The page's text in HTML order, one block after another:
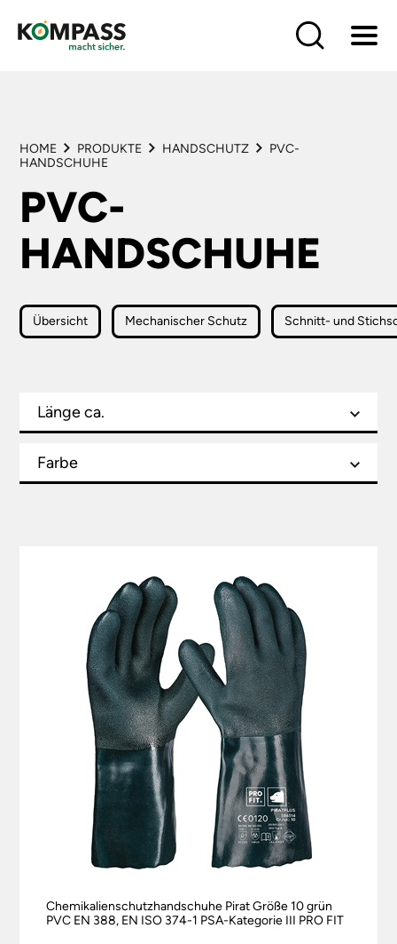
BRANCHEN
LIEFERANTEN
SERVICE
HOME PRODUKTE HANDSCHUTZ
PVC-
HANDSCHUHE
PVC-
HANDSCHUHE
Übersicht Mechanischer Schutz Schnitt- und
Länge ca.
Farbe
Chemikalienschutzhandschuhe Pirat Größe 10 grün
PVC EN 388, EN ISO 374-1 PSA-Kategorie III PRO FIT